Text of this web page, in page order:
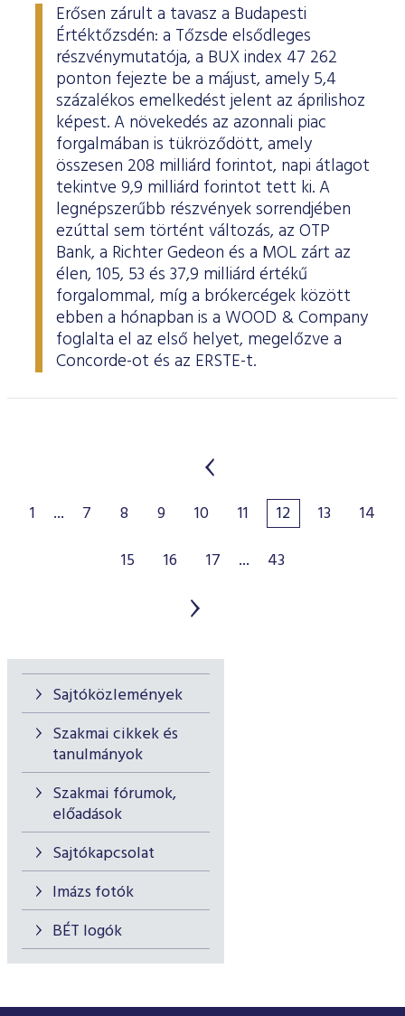
Sajtóközlemények
Szakmai cikkek és
tanulmányok
Szakmai fórumok,
előadások
Sajtókapcsolat
Imázs fotók
BÉT logók
Erősen zárult a tavasz a Budapesti
Értéktőzsdén: a Tőzsde elsődleges
részvénymutatója, a BUX index 47 262
ponton fejezte be a májust, amely 5,4
százalékos emelkedést jelent az áprilishoz
képest. A növekedés az azonnali piac
forgalmában is tükröződött, amely
összesen 208 milliárd forintot, napi átlagot
tekintve 9,9 milliárd forintot tett ki. A
legnépszerűbb részvények sorrendjében
ezúttal sem történt változás, az OTP
Bank, a Richter Gedeon és a MOL zárt az
élen, 105, 53 és 37,9 milliárd értékű
forgalommal, míg a brókercégek között
ebben a hónapban is a WOOD & Company
foglalta el az első helyet, megelőzve a
Concorde-ot és az ERSTE-t.
1 ... 7 8 9 10 11 12 13
14
15
16 17 ... 43